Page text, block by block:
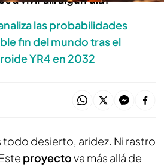
las probabilidades
fin del mundo tras el
YR4 en 2032
todo desierto, aridez. Ni rastro
proyectova más allá de